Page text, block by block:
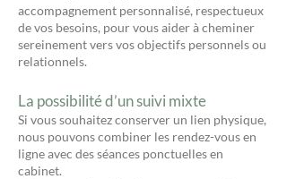
accompagnement personnalisé, respectueux
de vos besoins, pour vous aider à cheminer
sereinement vers vos objectifs personnels ou
relationnels.
La possibilité d’un suivi mixte
Si vous souhaitez conserver un lien physique,
nous pouvons combiner les rendez-vous en
ligne avec des séances ponctuelles en
cabinet.